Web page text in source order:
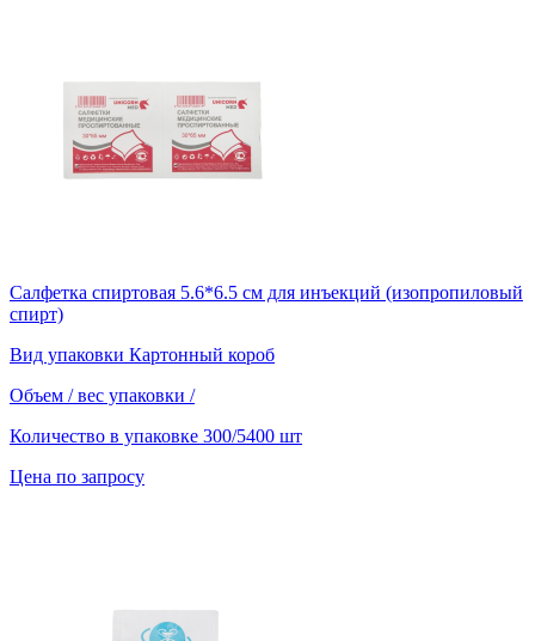
Салфетка спиртовая 5.6*6.5 см для инъекций (изопропиловый
спирт)
Вид упаковки Картонный короб
Объем / вес упаковки /
Количество в упаковке 300/5400 шт
Цена по запросу